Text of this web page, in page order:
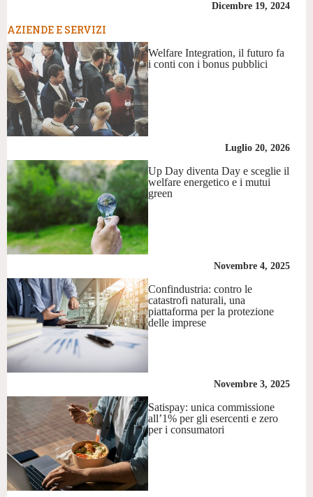
Dicembre 19, 2024
AZIENDE E SERVIZI
Welfare Integration, il futuro fa
i conti con i bonus pubblici
Luglio 20, 2026
Up Day diventa Day e sceglie il
welfare energetico e i mutui
green
Novembre 4, 2025
Confindustria: contro le
catastrofi naturali, una
piattaforma per la protezione
delle imprese
Novembre 3, 2025
Satispay: unica commissione
all’1% per gli esercenti e zero
per i consumatori